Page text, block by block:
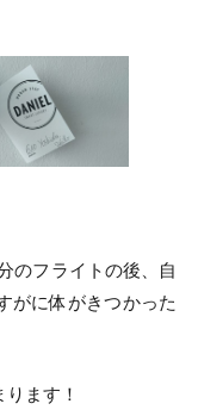
フライトの後、自
がに体がきつかった
ます！